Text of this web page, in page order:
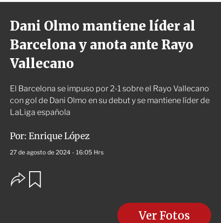
ú
n
l
o
r
Dani Olmo mantiene líder al
Barcelona y anota ante Rayo
Vallecano
El Barcelona se impuso por 2-1 sobre el Rayo Vallecano
con gol de Dani Olmo en su debut y se mantiene líder de
LaLiga española
Por: Enrique López
27 de agosto de 2024 - 16:05 Hrs
O
p
Ver Fotos